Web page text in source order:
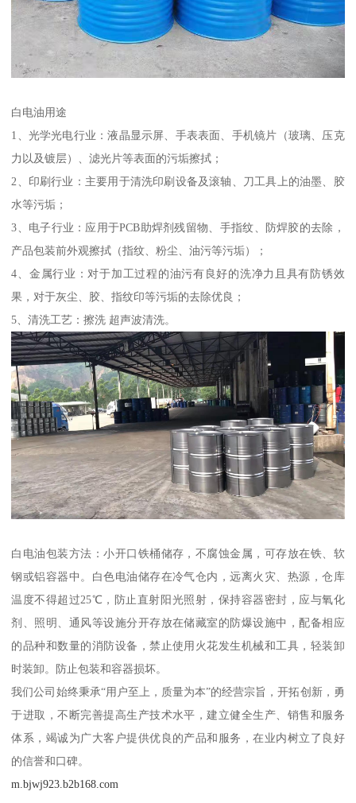
白电油用途
1、光学光电行业：液晶显示屏、手表表面、手机镜片（玻璃、压克
力以及镀层）、滤光片等表面的污垢擦拭；
2、印刷行业：主要用于清洗印刷设备及滚轴、刀工具上的油墨、胶
水等污垢；
3、电子行业：应用于PCB助焊剂残留物、手指纹、防焊胶的去除，
产品包装前外观擦拭（指纹、粉尘、油污等污垢）；
4、金属行业：对于加工过程的油污有良好的洗净力且具有防锈效
果，对于灰尘、胶、指纹印等污垢的去除优良；
5、清洗工艺：擦洗 超声波清洗。
白电油包装方法：小开口铁桶储存，不腐蚀金属，可存放在铁、软
钢或铝容器中。白色电油储存在冷气仓内，远离火灾、热源，仓库
温度不得超过25℃，防止直射阳光照射，保持容器密封，应与氧化
剂、照明、通风等设施分开存放在储藏室的防爆设施中，配备相应
的品种和数量的消防设备，禁止使用火花发生机械和工具，轻装卸
时装卸。防止包装和容器损坏。
我们公司始终秉承“用户至上，质量为本”的经营宗旨，开拓创新，勇
于进取，不断完善提高生产技术水平，建立健全生产、销售和服务
体系，竭诚为广大客户提供优良的产品和服务，在业内树立了良好
的信誉和口碑。
m.bjwj923.b2b168.com